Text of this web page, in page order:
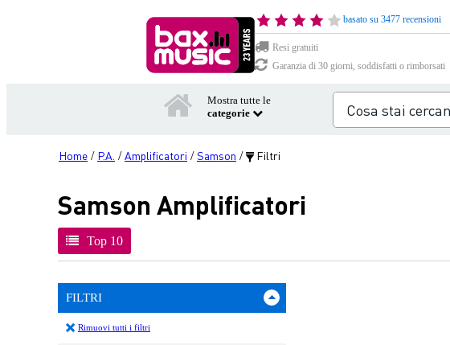
basato su 3477 recensioni
Resi gratuiti
Garanzia di 30 giorni, soddisfatti o rimborsati
Mostra tutte le
categorie
Home / P.A. /Amplificatori /Samson / Filtri
Samson Amplificatori
Top 10
FILTRI
Rimuovi tutti i filtri